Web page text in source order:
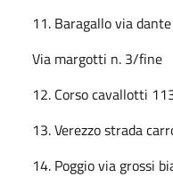
11. Baragallo via
Via margotti n. 3/fine
12. Corso cavallotti
13. Verezzo strada
14. Poggio via grossi